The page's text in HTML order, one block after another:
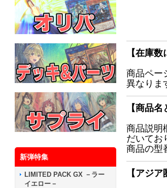
新弾特集
LIMITED PACK GX －ラー
イエロー－
【在庫数
商品ペー
異なりま
【商品
商品説明
だいてお
商品の型
【アジ